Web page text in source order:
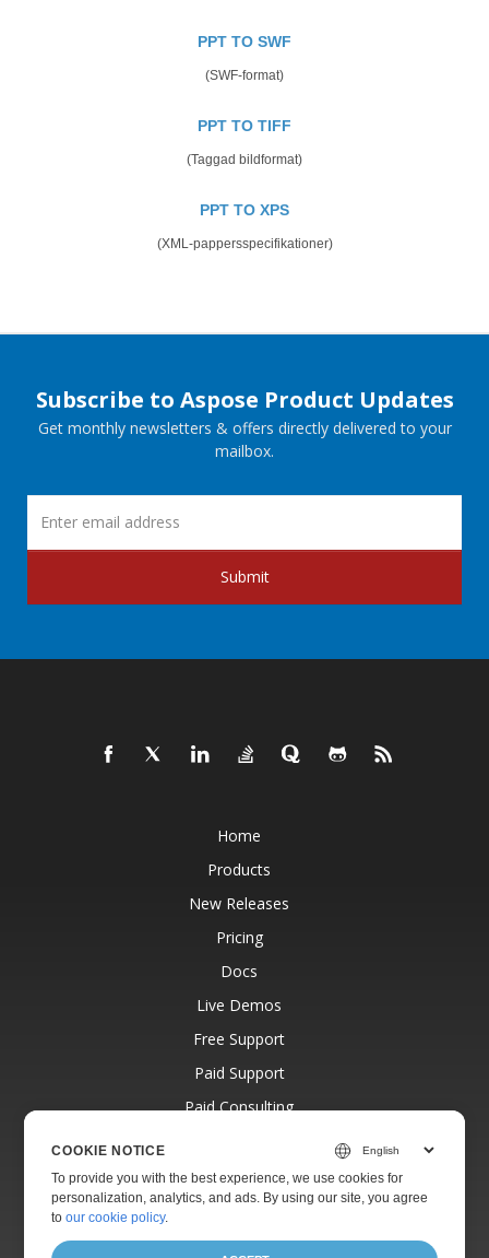
PPT TO SWF
(SWF-format)
PPT TO TIFF
(Taggad bildformat)
PPT TO XPS
(XML-pappersspecifikationer)
Subscribe to Aspose Product Updates
Get monthly newsletters & offers directly delivered to your
mailbox.
Submit
Home
Products
New Releases
Pricing
Docs
Live Demos
Free Support
Paid Support
Paid Consulting
Websites
About
COOKIE NOTICE
To provide you with the best experience, we use cookies for
personalization, analytics, and ads. By using our site, you agree
toour cookie policy.